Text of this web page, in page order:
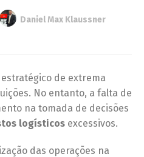
Daniel Max Klaussner
de extrema
No entanto, a falta de
na tomada de decisões
logísticos excessivos.
das operações na